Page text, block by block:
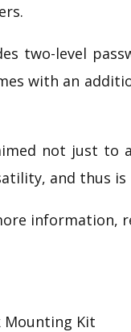
two-level
with an
not just
and thus
information,
Mounting Kit